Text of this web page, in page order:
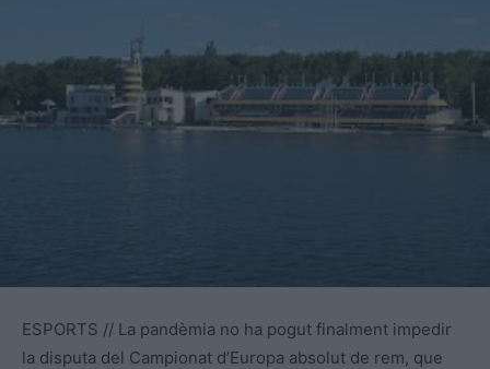
ESPORTS // La pandèmia no ha pogut finalment impedir
la disputa del Campionat d’Europa absolut de rem, que